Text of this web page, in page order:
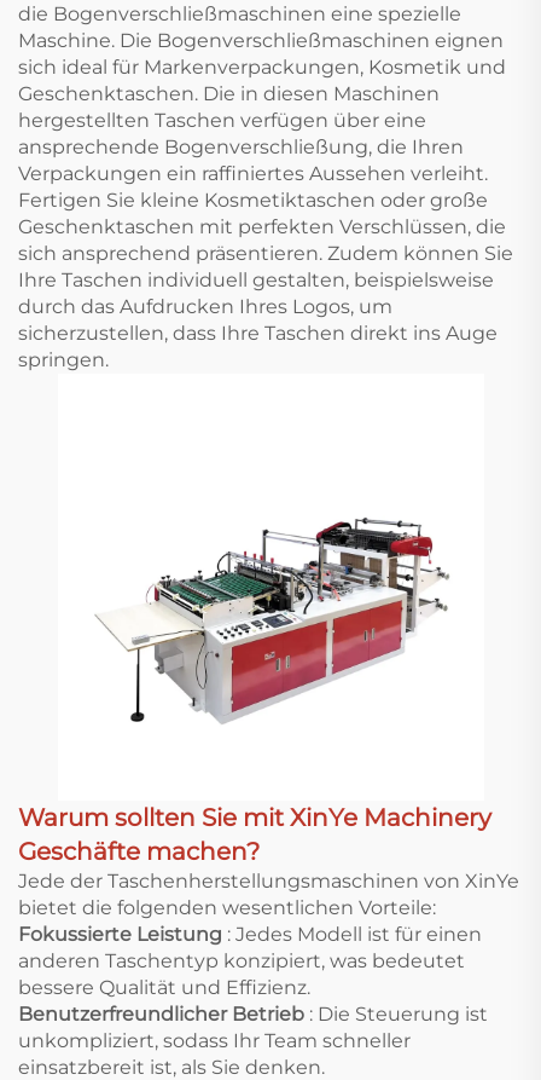
die Bogenverschließmaschinen eine spezielle
Maschine. Die Bogenverschließmaschinen eignen
sich ideal für Markenverpackungen, Kosmetik und
Geschenktaschen. Die in diesen Maschinen
hergestellten Taschen verfügen über eine
ansprechende Bogenverschließung, die Ihren
Verpackungen ein raffiniertes Aussehen verleiht.
Fertigen Sie kleine Kosmetiktaschen oder große
Geschenktaschen mit perfekten Verschlüssen, die
sich ansprechend präsentieren. Zudem können Sie
Ihre Taschen individuell gestalten, beispielsweise
durch das Aufdrucken Ihres Logos, um
sicherzustellen, dass Ihre Taschen direkt ins Auge
springen.
Warum sollten Sie mit XinYe Machinery
Geschäfte machen?
Jede der Taschenherstellungsmaschinen von XinYe
bietet die folgenden wesentlichen Vorteile:
Fokussierte Leistung : Jedes Modell ist für einen
anderen Taschentyp konzipiert, was bedeutet
bessere Qualität und Effizienz.
Benutzerfreundlicher Betrieb : Die Steuerung ist
unkompliziert, sodass Ihr Team schneller
einsatzbereit ist, als Sie denken.